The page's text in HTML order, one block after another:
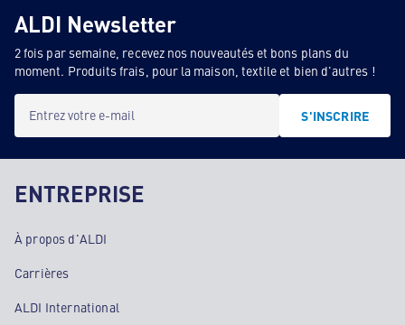
ALDI Newsletter
2 fois par semaine, recevez nos nouveautés et bons plans du
moment. Produits frais, pour la maison, textile et bien d'autres !
Entrez votre e-mail S'INSCRIRE
ENTREPRISE
À propos d'ALDI
Carrières
ALDI International